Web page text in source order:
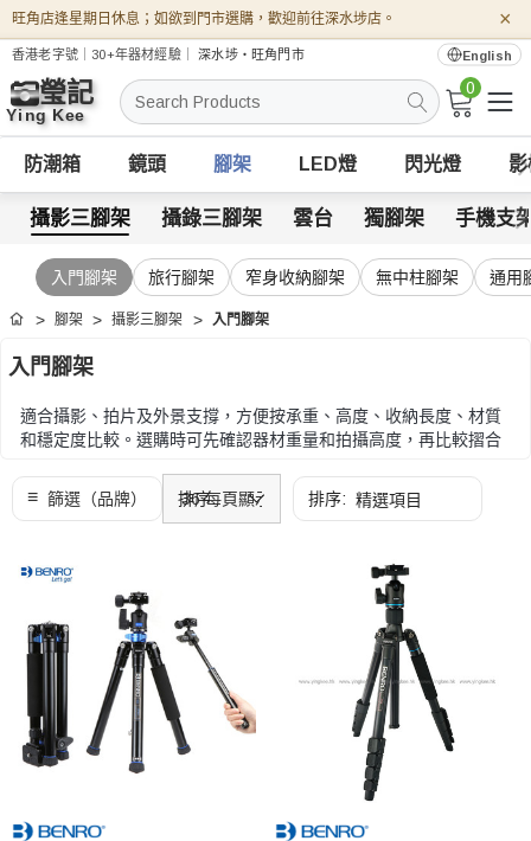
旺角店逢星期日休息；如欲到門市選購，歡迎前往深水埗店。 ×
香港老字號｜30+年器材經驗｜深水埗・旺角門市 English
搜
索
0
防潮箱 鏡頭 腳架 LED燈 閃光燈
攝影三腳架 攝錄三腳架 雲台 獨腳架 手機支
入門腳架 旅行腳架 窄身收納腳架 無中柱腳架 通用
首頁 腳架 攝影三腳架 入門腳架
入門腳架
適合攝影、拍片及外景支撐，方便按承重、高度、收納長度、材質
和穩定度比較。選購時可先確認器材重量和拍攝高度，再比較摺合
選購時可先確認器材重量和拍攝高度，再比較摺合長度、腳管材
質、雲台規格和快拆系統。